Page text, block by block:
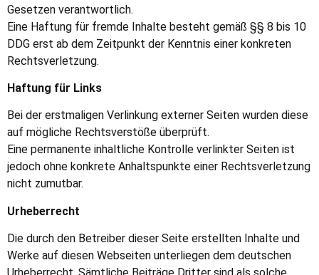
Gesetzen verantwortlich.
Eine Haftung für fremde Inhalte besteht gemäß §§ 8 bis 10
DDG erst ab dem Zeitpunkt der Kenntnis einer konkreten
Rechtsverletzung.
Haftung für Links
Bei der erstmaligen Verlinkung externer Seiten wurden diese
auf mögliche Rechtsverstöße überprüft.
Eine permanente inhaltliche Kontrolle verlinkter Seiten ist
jedoch ohne konkrete Anhaltspunkte einer Rechtsverletzung
nicht zumutbar.
Urheberrecht
Die durch den Betreiber dieser Seite erstellten Inhalte und
Werke auf diesen Webseiten unterliegen dem deutschen